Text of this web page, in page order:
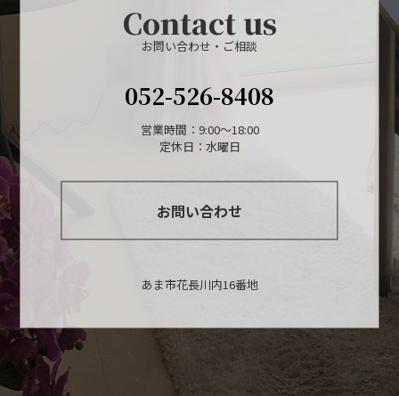
Contact us
お問い合わせ・ご相談
052-526-8408
営業時間：9:00～18:00
定休日：水曜日
お問い合わせ
あま市花長川内16番地